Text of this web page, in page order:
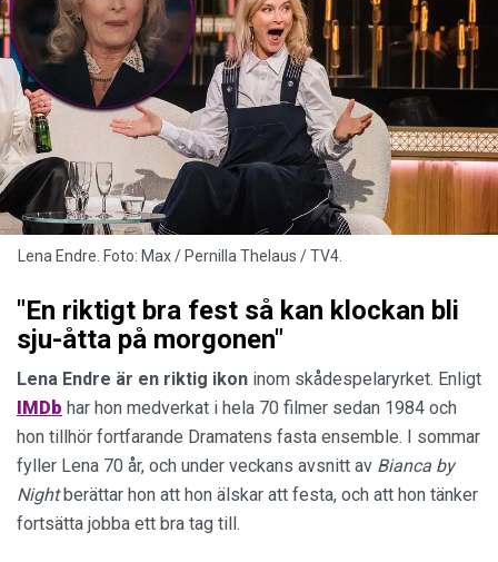
Lena Endre. Foto: Max / Pernilla Thelaus / TV4.
"En riktigt bra fest så kan klockan bli
sju-åtta på morgonen"
Lena Endre är en riktig ikon inom skådespelaryrket. Enligt
IMDb har hon medverkat i hela 70 filmer sedan 1984 och
hon tillhör fortfarande Dramatens fasta ensemble. I sommar
fyller Lena 70 år, och under veckans avsnitt av Bianca by
Nightberättar hon att hon älskar att festa, och att hon tänker
fortsätta jobba ett bra tag till.